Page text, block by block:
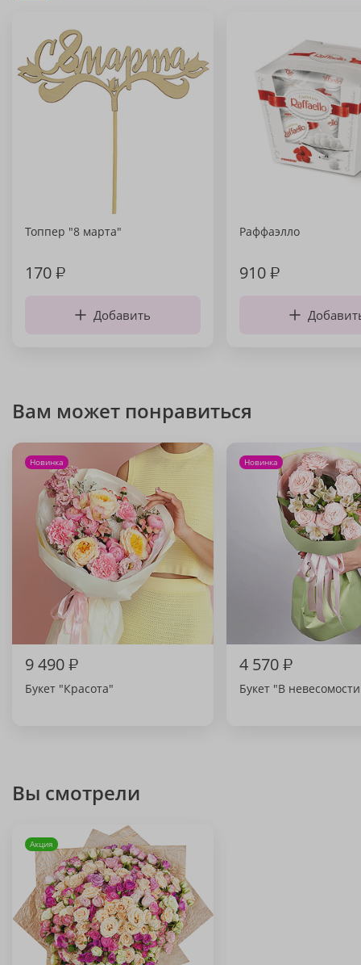
Топпер "8 марта"
170₽
Добавить
Раффаэлло
910₽
Вам может понравиться
Новинка
9 490₽
Букет "Красота"
Новинка
4 570₽
Букет "В
Вы смотрели
Акция